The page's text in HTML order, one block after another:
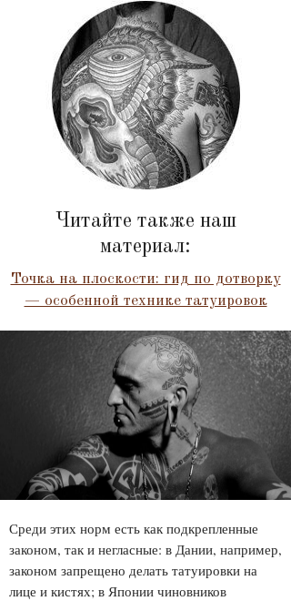
Читайте также наш
материал:
Точка на плоскости: гид по дотворку
— особенной технике татуировок
Среди этих норм есть как подкрепленные
законом, так и негласные: в Дании, например,
законом запрещено делать татуировки на
лице и кистях; в Японии чиновников